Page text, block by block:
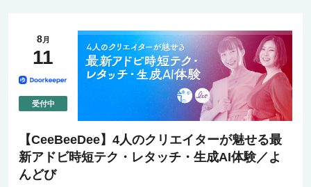
8月
11
【CeeBeeDee】4人のクリエイターが魅せる最
新アドビ時短テク・レタッチ・生成AI体験／よ
んどび